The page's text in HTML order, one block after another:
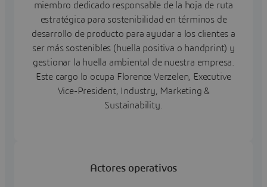
miembro dedicado responsable de la hoja de ruta
estratégica para sostenibilidad en términos de
desarrollo de producto para ayudar a los clientes a
ser más sostenibles (huella positiva o handprint) y
gestionar la huella ambiental de nuestra empresa.
Este cargo lo ocupa Florence Verzelen, Executive
Vice-President, Industry, Marketing &
Sustainability.
Actores operativos